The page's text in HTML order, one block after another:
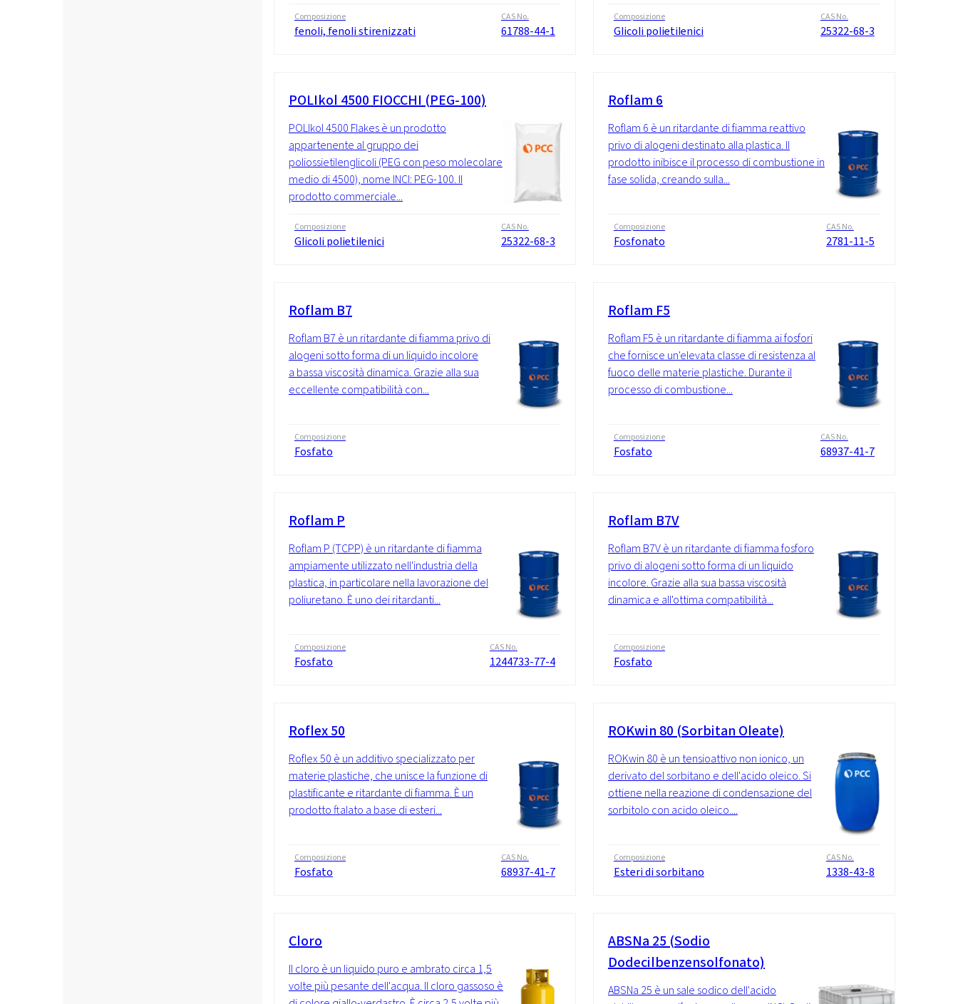
Composizione
fenoli, fenoli stirenizzati
CAS No.
61788-44-1
Composizione
Glicoli polietilenici
CAS No.
25322-68-3
POLIkol 4500 FIOCCHI (PEG-100)
POLIkol 4500 Flakes è un prodotto
appartenente al gruppo dei
poliossietilenglicoli (PEG con peso molecolare
medio di 4500), nome INCI: PEG-100. Il
prodotto commerciale...
Composizione
Glicoli polietilenici
CAS No.
25322-68-3
Roflam 6
Roflam 6 è un ritardante di fiamma reattivo
privo di alogeni destinato alla plastica. Il
prodotto inibisce il processo di combustione in
fase solida, creando sulla...
Composizione
Fosfonato
CAS No.
2781-11-5
Roflam B7
Roflam B7 è un ritardante di fiamma privo di
alogeni sotto forma di un liquido incolore
a bassa viscosità dinamica. Grazie alla sua
eccellente compatibilità con...
Composizione
Fosfato
Roflam F5
Roflam F5 è un ritardante di fiamma ai fosfori
che fornisce un'elevata classe di resistenza al
fuoco delle materie plastiche. Durante il
processo di combustione...
Composizione
Fosfato
CAS No.
68937-41-7
Roflam P
Roflam P (TCPP) è un ritardante di fiamma
ampiamente utilizzato nell'industria della
plastica, in particolare nella lavorazione del
poliuretano. È uno dei ritardanti...
Composizione
Fosfato
CAS No.
1244733-77-4
Roflam B7V
Roflam B7V è un ritardante di fiamma fosforo
privo di alogeni sotto forma di un liquido
incolore. Grazie alla sua bassa viscosità
dinamica e all'ottima compatibilità...
Composizione
Fosfato
Roflex 50
Roflex 50 è un additivo specializzato per
materie plastiche, che unisce la funzione di
plastificante e ritardante di fiamma. È un
prodotto ftalato a base di esteri...
Composizione
Fosfato
CAS No.
68937-41-7
ROKwin 80 (Sorbitan Oleate)
ROKwin 80 è un tensioattivo non ionico, un
derivato del sorbitano e dell'acido oleico. Si
ottiene nella reazione di condensazione del
sorbitolo con acido oleico....
Composizione
Esteri di sorbitano
CAS No.
1338-43-8
Cloro
Il cloro è un liquido puro e ambrato circa 1,5
volte più pesante dell'acqua. Il cloro gassoso è
ABSNa 25 (Sodio
Dodecilbenzensolfonato)
ABSNa 25 è un sale sodico dell'acido